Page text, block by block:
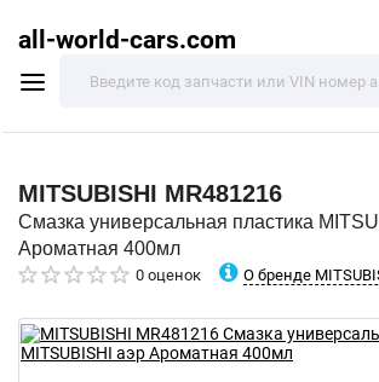
all-world-cars.com
MITSUBISHI MR481216
Смазка универсальная пластика
Ароматная 400мл
0 оценок О бренде